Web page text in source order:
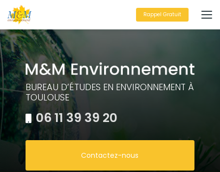
au
contenu
principal
Rappel Gratuit
BUREAU D’ÉTUDES EN ENVIRONNEMENT À
TOULOUSE
06 11 39 39 20
Contactez-nous